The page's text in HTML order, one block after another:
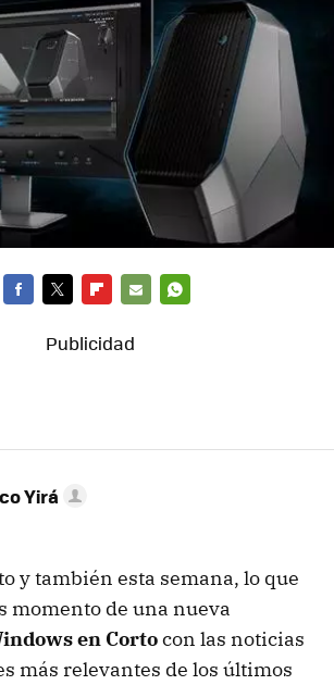
MAIL
Yirá
y también esta semana, lo que
momento de una nueva
en Cortocon las noticias
más relevantes de los últimos